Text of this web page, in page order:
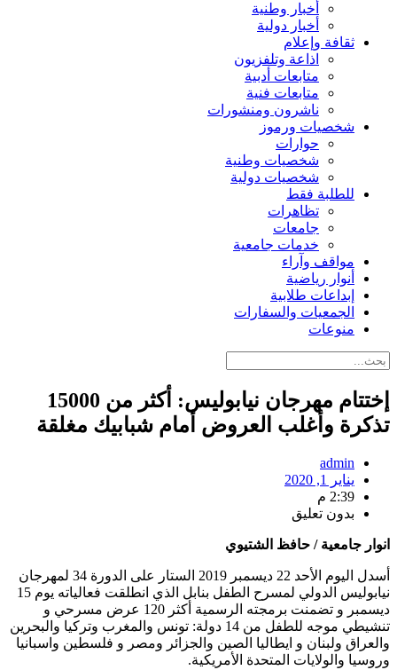
أخبار وطنية
أخبار دولية
ثقافة وإعلام
اذاعة وتلفزيون
متابعات أدبية
متابعات فنية
ناشرون ومنشورات
شخصيات ورموز
حوارات
شخصيات وطنية
شخصيات دولية
للطلبة فقط
تظاهرات
جامعات
خدمات جامعية
مواقف وآراء
أنوار رياضية
إبداعات طلابية
الجمعيات والسفارات
منوعات
إختتام مهرجان نيابوليس: أكثر من 15000
تذكرة وأغلب العروض أمام شبابيك مغلقة
admin
يناير 1, 2020
2:39 م
بدون تعليق
انوار جامعية / حافظ الشتيوي
أسدل اليوم الأحد 22 ديسمبر 2019 الستار على الدورة 34 لمهرجان
نيابوليس الدولي لمسرح الطفل بنابل الذي انطلقت فعالياته يوم 15
ديسمبر و تضمنت برمجته الرسمية أكثر 120 عرض مسرحي و
تنشيطي موجه للطفل من 14 دولة: تونس والمغرب وتركيا والبحرين
والعراق ولبنان و ايطاليا الصين والجزائر ومصر و فلسطين واسبانيا
وروسيا والولايات المتحدة الأمريكية.